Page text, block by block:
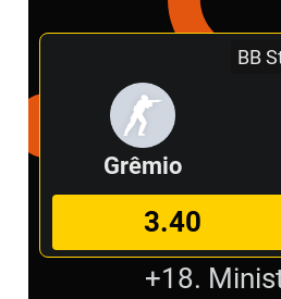
BB
Grêmio
3.40
+18.